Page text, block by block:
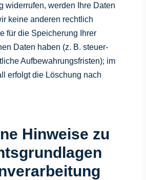
widerrufen, werden Ihre Daten
keine anderen rechtlich
für die Speicherung Ihrer
Daten haben (z. B. steuer-
Aufbewahrungsfristen); im
erfolgt die Löschung nach
Hinweise zu